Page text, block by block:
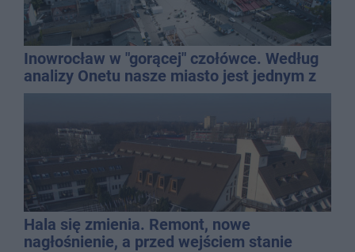
Inowrocław w "gorącej" czołówce. Według
analizy Onetu nasze miasto jest jednym z
najbardziej narażonych na upały
Hala się zmienia. Remont, nowe
nagłośnienie, a przed wejściem stanie